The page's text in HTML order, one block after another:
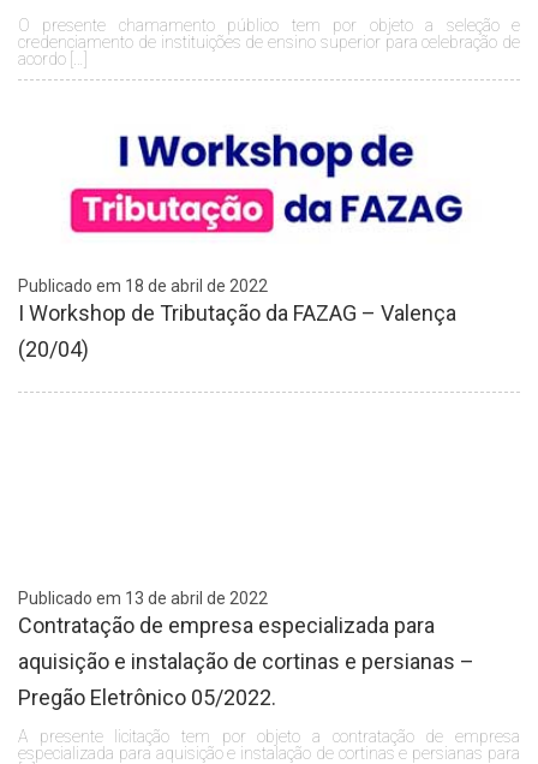
O presente chamamento público tem por objeto a seleção e
credenciamento de instituições de ensino superior para celebração de
acordo […]
Publicado em 18 de abril de 2022
I Workshop de Tributação da FAZAG – Valença
(20/04)
Publicado em 13 de abril de 2022
Contratação de empresa especializada para
aquisição e instalação de cortinas e persianas –
Pregão Eletrônico 05/2022.
A presente licitação tem por objeto a contratação de empresa
especializada para aquisição e instalação de cortinas e persianas para